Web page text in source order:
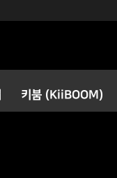
키붐 (KiiBOOM)